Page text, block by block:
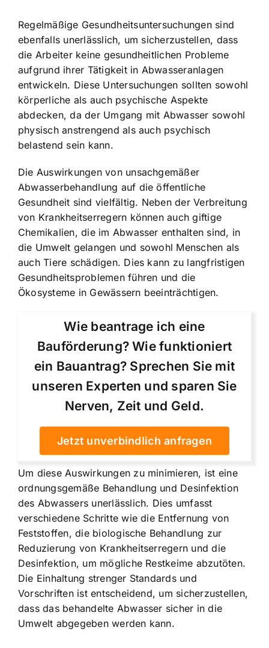
Regelmäßige Gesundheitsuntersuchungen sind
ebenfalls unerlässlich, um sicherzustellen, dass
die Arbeiter keine gesundheitlichen Probleme
aufgrund ihrer Tätigkeit in Abwasseranlagen
entwickeln. Diese Untersuchungen sollten sowohl
körperliche als auch psychische Aspekte
abdecken, da der Umgang mit Abwasser sowohl
physisch anstrengend als auch psychisch
belastend sein kann.
Die Auswirkungen von unsachgemäßer
Abwasserbehandlung auf die öffentliche
Gesundheit sind vielfältig. Neben der Verbreitung
von Krankheitserregern können auch giftige
Chemikalien, die im Abwasser enthalten sind, in
die Umwelt gelangen und sowohl Menschen als
auch Tiere schädigen. Dies kann zu langfristigen
Gesundheitsproblemen führen und die
Ökosysteme in Gewässern beeinträchtigen.
Wie beantrage ich eine
Bauförderung? Wie funktioniert
ein Bauantrag? Sprechen Sie mit
unseren Experten und sparen Sie
Nerven, Zeit und Geld.
Jetzt unverbindlich anfragen
Um diese Auswirkungen zu minimieren, ist eine
ordnungsgemäße Behandlung und Desinfektion
des Abwassers unerlässlich. Dies umfasst
verschiedene Schritte wie die Entfernung von
Feststoffen, die biologische Behandlung zur
Reduzierung von Krankheitserregern und die
Desinfektion, um mögliche Restkeime abzutöten.
Die Einhaltung strenger Standards und
Vorschriften ist entscheidend, um sicherzustellen,
dass das behandelte Abwasser sicher in die
Umwelt abgegeben werden kann.